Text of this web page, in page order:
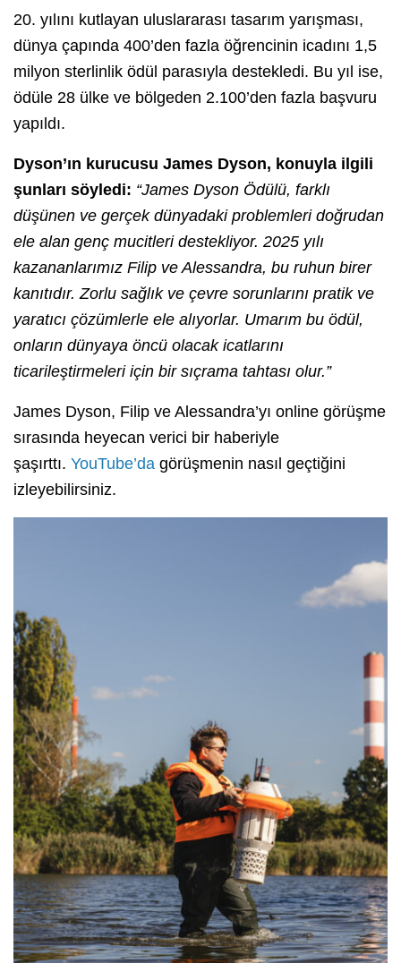
20. yılını kutlayan uluslararası tasarım yarışması,
dünya çapında 400’den fazla öğrencinin icadını 1,5
milyon sterlinlik ödül parasıyla destekledi. Bu yıl ise,
ödüle 28 ülke ve bölgeden 2.100’den fazla başvuru
yapıldı.
Dyson’ın kurucusu James Dyson, konuyla ilgili
şunları söyledi: “James Dyson Ödülü, farklı
düşünen ve gerçek dünyadaki problemleri doğrudan
ele alan genç mucitleri destekliyor. 2025 yılı
kazananlarımız Filip ve Alessandra, bu ruhun birer
kanıtıdır. Zorlu sağlık ve çevre sorunlarını pratik ve
yaratıcı çözümlerle ele alıyorlar. Umarım bu ödül,
onların dünyaya öncü olacak icatlarını
ticarileştirmeleri için bir sıçrama tahtası olur.”
James Dyson, Filip ve Alessandra’yı online görüşme
sırasında heyecan verici bir haberiyle
şaşırttı. YouTube’da görüşmenin nasıl geçtiğini
izleyebilirsiniz.